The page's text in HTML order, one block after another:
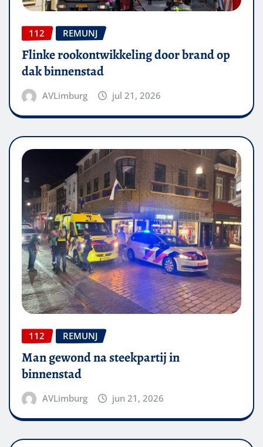
112 REMUNJ
Flinke rookontwikkeling door brand op
dak binnenstad
AVLimburg jul 21, 2026
112 REMUNJ
Man gewond na steekpartij in
binnenstad
AVLimburg jun 21, 2026